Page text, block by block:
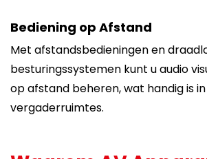
Bediening op Afstand
Met afstandsbedieningen en
besturingssystemen kunt u audio
op afstand beheren, wat handig is
vergaderruimtes.